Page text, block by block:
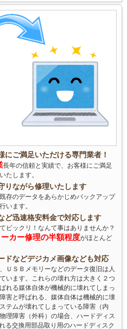
にご満足いただける専門業者！
長年の信頼と実績で、お客様にご満足
たします。
りながら修理いたします
存のデータをあらかじめバックアップ
います。
ど迅速格安料金で対応します
ビックリ！なんて事はありませんか？
ーカー修理の半額程度がほとんど
ドなどデジカメ画像なども対応
ＵＳＢメモリーなどのデータ復旧は人
います。これらの壊れ方は大きく２つ
れる媒体自体が機械的に壊れてしまっ
害と呼ばれる、媒体自体は機械的に壊
テムが壊れてしまっている障害（内
理障害（外科）の場合、ハードディス
る交換用部品取り用のハードディスク